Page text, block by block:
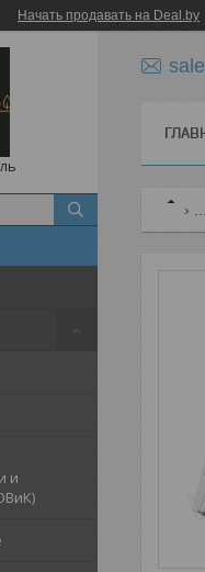
Начать продавать на Deal.by
и